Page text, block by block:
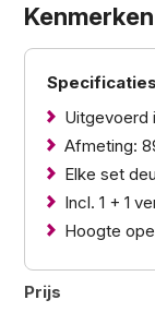
Uitgevoerd
Afmeting:
Elke set
Incl. 1 + 1
Hoogte
Prijs